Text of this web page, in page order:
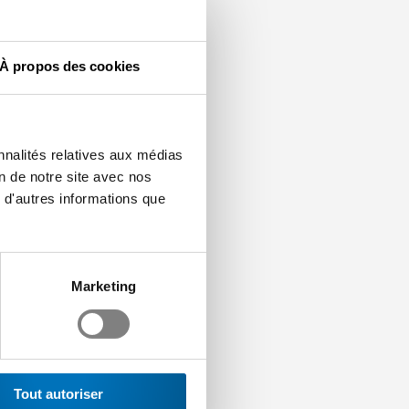
À propos des cookies
relatives aux médias
de notre site avec nos
informations que
Marketing
Tout autoriser
sur le
autres, rien ne
élaborer une
en l’adaptation
répandu et apprécié
informerons sur la
de la date du
de formation
rédigés. ⇒ Bon à